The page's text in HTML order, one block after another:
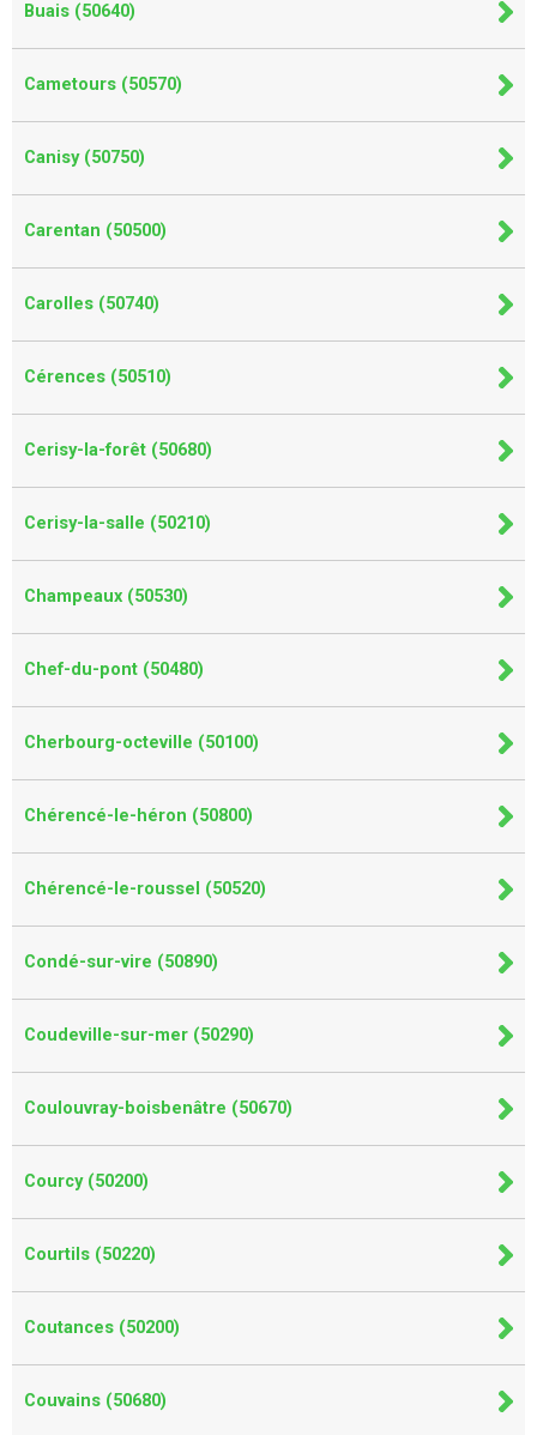
Buais (50640)
Cametours (50570)
Canisy (50750)
Carentan (50500)
Carolles (50740)
Cérences (50510)
Cerisy-la-forêt (50680)
Cerisy-la-salle (50210)
Champeaux (50530)
Chef-du-pont (50480)
Cherbourg-octeville (50100)
Chérencé-le-héron (50800)
Chérencé-le-roussel (50520)
Condé-sur-vire (50890)
Coudeville-sur-mer (50290)
Coulouvray-boisbenâtre (50670)
Courcy (50200)
Courtils (50220)
Coutances (50200)
Couvains (50680)